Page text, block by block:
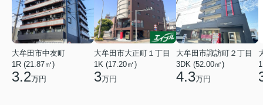
大牟田市中友町
1R (21.87㎡)
3.2万円
大牟田市大正町１丁目
1K (17.20㎡)
3万円
大牟田市諏訪町２丁目
3DK (52.00㎡)
4.3万円